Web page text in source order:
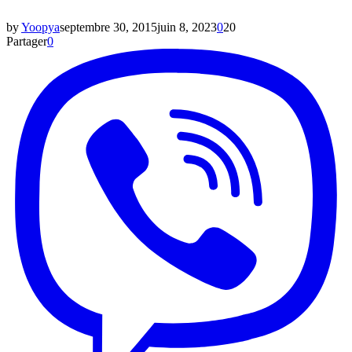
byYoopyaseptembre 30, 2015juin 8, 2023020
Partager0